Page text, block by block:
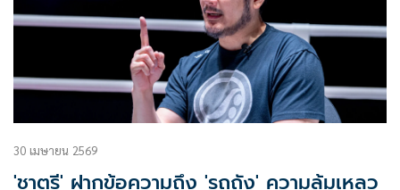
30 เมษายน 2569
'ชาตรี' ฝากข้อความถึง 'รถถัง' ความล้มเหลว